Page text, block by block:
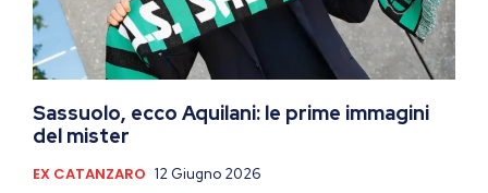
Sassuolo, ecco Aquilani: le prime immagini
del mister
EX CATANZARO 12 Giugno 2026